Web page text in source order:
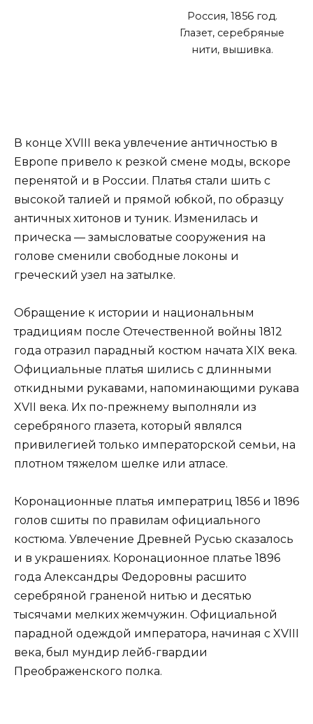
Россия, 1856 год.
Глазет, серебряные
нити, вышивка.
В конце XVIII века увлечение античностью в
Европе привело к резкой смене моды, вскоре
перенятой и в России. Платья стали шить с
высокой талией и прямой юбкой, по образцу
античных хитонов и туник. Изменилась и
прическа — замысловатые сооружения на
голове сменили свободные локоны и
греческий узел на затылке.
Обращение к истории и национальным
традициям после Отечественной войны 1812
года отразил парадный костюм начата XIX века.
Официальные платья шились с длинными
откидными рукавами, напоминающими рукава
XVII века. Их по-прежнему выполняли из
серебряного глазета, который являлся
привилегией только императорской семьи, на
плотном тяжелом шелке или атласе.
Коронационные платья императриц 1856 и 1896
голов сшиты по правилам официального
костюма. Увлечение Древней Русью сказалось
и в украшениях. Коронационное платье 1896
года Александры Федоровны расшито
серебряной граненой нитью и десятью
тысячами мелких жемчужин. Официальной
парадной одеждой императора, начиная с XVIII
века, был мундир лейб-гвардии
Преображенского полка.